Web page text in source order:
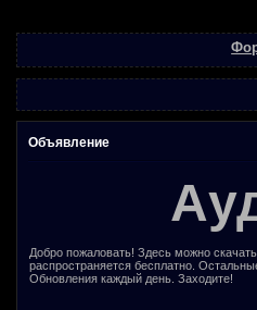
Объявление
Добро пожаловать! Здесь можно
распространяется бесплатно.
Обновления каждый день. Заходите!